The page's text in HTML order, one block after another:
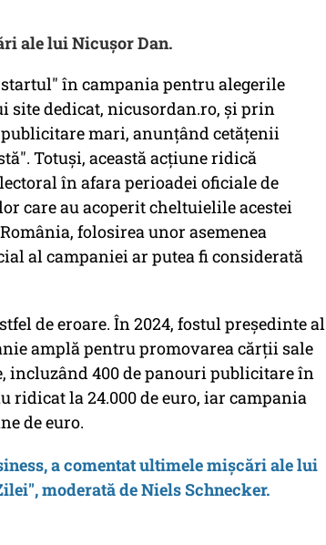
ale lui Nicușor Dan.
în campania pentru alegerile
site dedicat, nicusordan.ro, și prin
mari, anunțând cetățenii
Totuși, această acțiune ridică
în afara perioadei oficiale de
care au acoperit cheltuielile acestei
folosirea unor asemenea
al campaniei ar putea fi considerată
de eroare. În 2024, fostul președinte al
amplă pentru promovarea cărții sale
incluzând 400 de panouri publicitare în
la 24.000 de euro, iar campania
de euro.
a comentat ultimele mișcări ale lui
moderată de Niels Schnecker.